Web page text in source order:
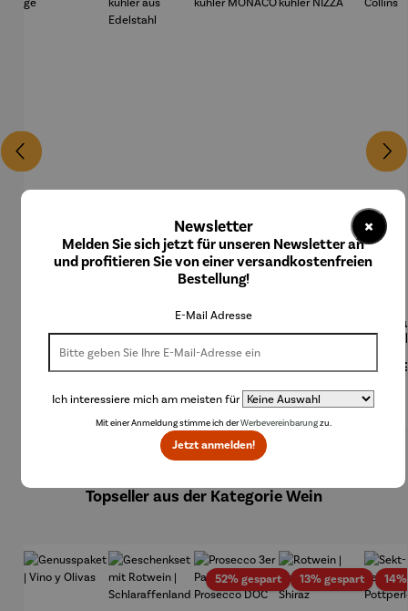
nlage
199,00 €
Champag
nerkühler
aus
Edelstahl
59,95 €
Champag
nerkühler
MONACO
249,00 €
nerkühler
199,00 €
Produktgalerie überspringen
Topseller aus der Kategorie Wein
52% gespartRabatt13% gespartRabatt
×
Newsletter
Melden Sie sich jetzt für unseren Newsletter an
und profitieren Sie von einer versandkostenfreien
Bestellung!
E-Mail Adresse
Ich interessiere mich am meisten für
Mit einer Anmeldung stimme ich derWerbevereinbarungzu.
Jetzt anmelden!